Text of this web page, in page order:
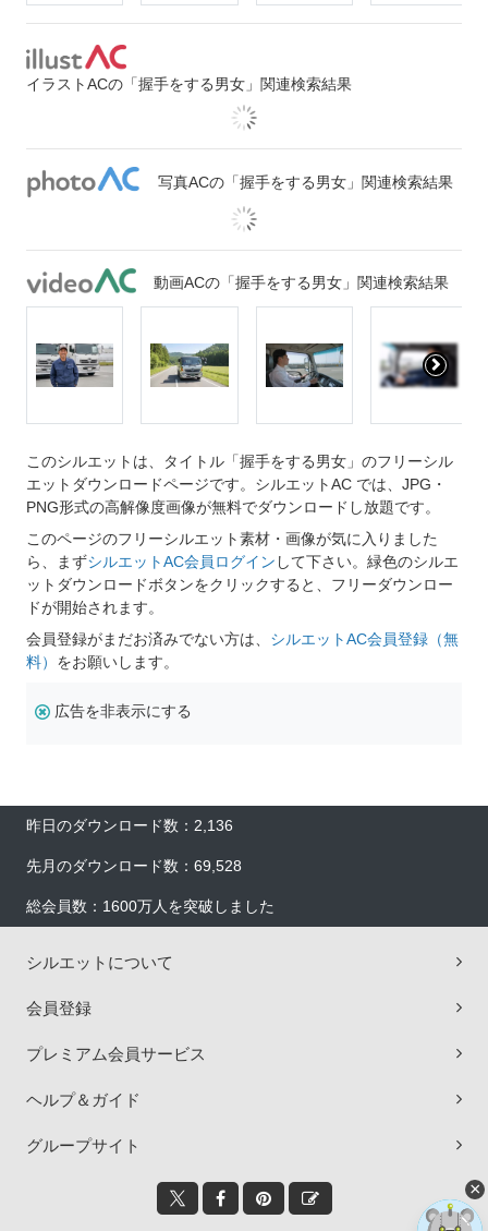
イラストACの「握手をする男女」関連検索結果
写真ACの「握手をする男女」関連検索結果
動画ACの「握手をする男女」関連検索結果
このシルエットは、タイトル「握手をする男女」のフリーシル
エットダウンロードページです。シルエットAC では、JPG・
PNG形式の高解像度画像が無料でダウンロードし放題です。
このページのフリーシルエット素材・画像が気に入りました
ら、まずシルエットAC会員ログイン して下さい。緑色のシルエ
ットダウンロードボタンをクリックすると、フリーダウンロー
ドが開始されます。
会員登録がまだお済みでない方は、 シルエットAC会員登録（無
料） をお願いします。
広告を非表示にする
昨日のダウンロード数：2,136
先月のダウンロード数：69,528
総会員数：1600万人を突破しました
シルエットについて
会員登録
プレミアム会員サービス
ヘルプ＆ガイド
グループサイト
×